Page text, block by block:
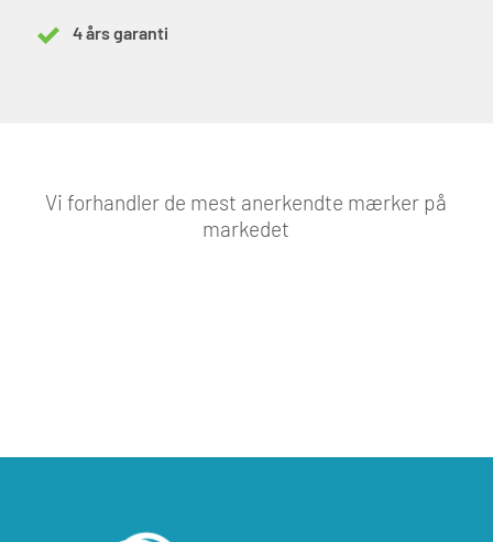
4 års garanti
Vi forhandler de mest anerkendte mærker på
markedet